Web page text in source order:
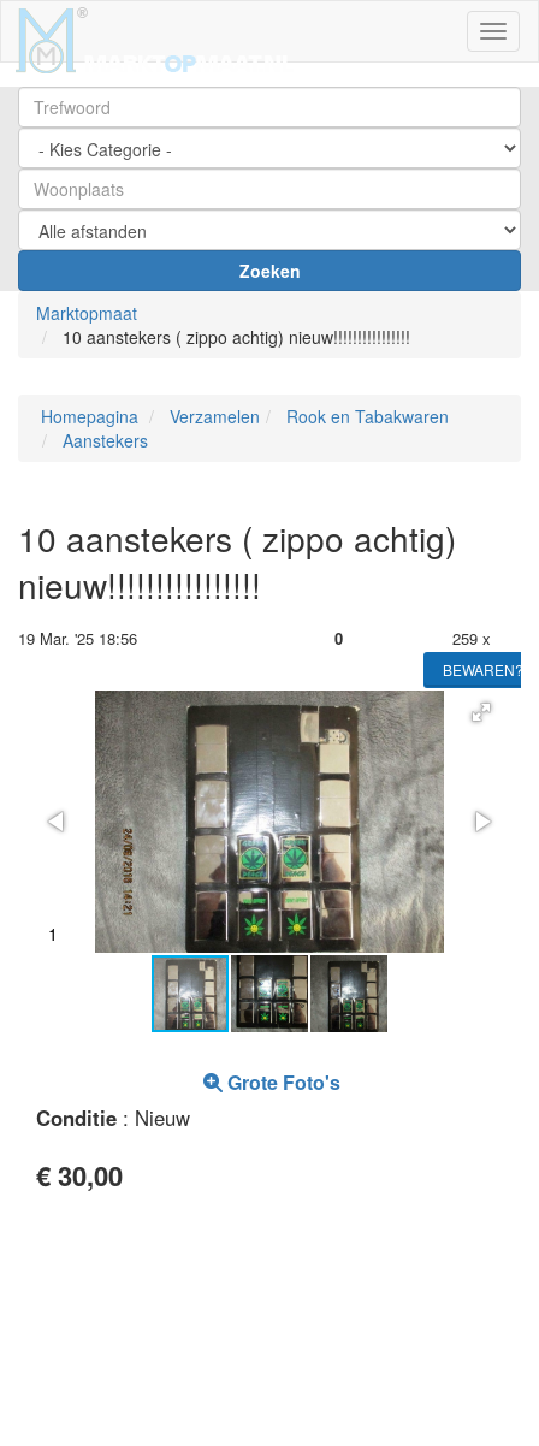
Zoeken
Marktopmaat
10 aanstekers ( zippo achtig) nieuw!!!!!!!!!!!!!!!!
Homepagina Verzamelen
Rook en Tabakwaren
Aanstekers
10 aanstekers ( zippo achtig)
nieuw!!!!!!!!!!!!!!!!
19 Mar. '25 18:56 0 259 x
BEWAREN?
12
Grote Foto's
Conditie : Nieuw
€ 30,00